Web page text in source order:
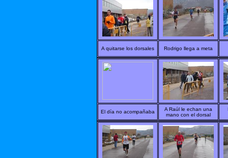
A quitarse los dorsales Rodrigo llega a meta
El día no acompañaba
A Raúl le echan una
mano con el dorsal